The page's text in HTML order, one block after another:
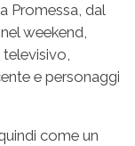
Promessa, dal
weekend,
e personaggi
come un